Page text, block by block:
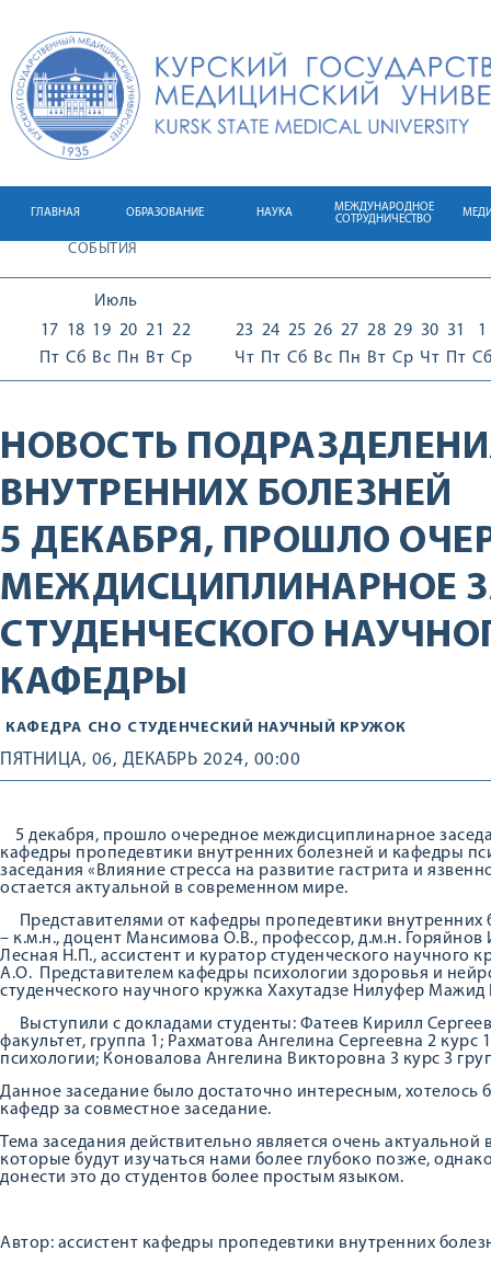
ГЛАВНАЯ ОБРАЗОВАНИЕ НАУКА
МЕЖДУНАРОДНОЕ
СОТРУДНИЧЕСТВО
СОБЫТИЯ
Июль
17
Пт
18
Сб
19
Вс
20
Пн
21
Вт
22
Ср
23
Чт
24
Пт
25
Сб
26
Вс
27
Пн
28
Вт
29
Ср
30
Чт
31
Пт
1
Сб
НОВОСТЬ
ВНУТРЕННИХ БОЛЕЗНЕЙ
5 ДЕКАБРЯ, ПРОШЛО
МЕЖДИСЦИПЛИНАРНОЕ
СТУДЕНЧЕСКОГО
КАФЕДРЫ
КАФЕДРА СНО СТУДЕНЧЕСКИЙ НАУЧНЫЙ КРУЖОК
ПЯТНИЦА, 06, ДЕКАБРЬ 2024, 00:00
5 декабря, прошло очередное междисциплинарное
кафедры пропедевтики внутренних болезней и кафедры
заседания «Влияние стресса на развитие гастрита и
остается актуальной в современном мире.
Представителями от кафедры пропедевтики
– к.м.н., доцент Мансимова О.В., профессор, д.м.н.
Лесная Н.П., ассистент и куратор студенческого научного
А.О. Представителем кафедры психологии здоровья и
студенческого научного кружка Хахутадзе Нилуфер Мажид
Выступили с докладами студенты: Фатеев Кирилл
факультет, группа 1; Рахматова Ангелина Сергеевна 2 курс
психологии; Коновалова Ангелина Викторовна 3 курс 3
Данное заседание было достаточно интересным, хотелось
кафедр за совместное заседание.
Тема заседания действительно является очень
которые будут изучаться нами более глубоко позже,
донести это до студентов более простым языком.
Автор: ассистент кафедры пропедевтики внутренних